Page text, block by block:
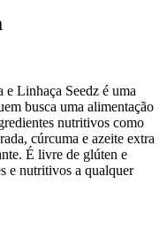
Linhaça Seedz é uma
busca uma alimentação
nutritivos como
cúrcuma e azeite extra
É livre de glúten e
e nutritivos a qualquer